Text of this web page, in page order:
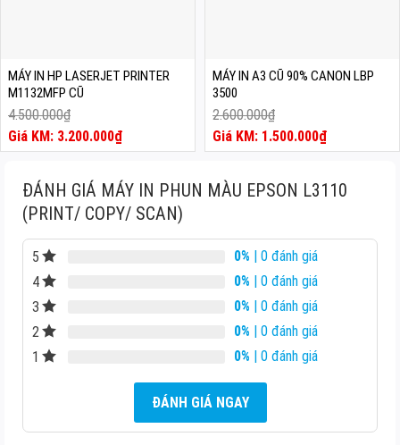
MÁY IN HP LASERJET PRINTER
M1132MFP CŨ
4.500.000₫
Giá
gốc
4.500.000₫.
3.200.000₫
Giá
3.200.000₫.
MÁY IN A3 CŨ 90% CANON LBP
3500
2.600.000₫
Giá
gốc
2.600.000₫.
1.500.000₫
Giá
tại
là:
ĐÁNH GIÁ MÁY IN PHUN MÀU EPSON L3110
(PRINT/ COPY/ SCAN)
5 0% | 0 đánh giá
4
0% | 0 đánh giá
3
0% | 0 đánh giá
2
0% | 0 đánh giá
1
0% | 0 đánh giá
ĐÁNH GIÁ NGAY